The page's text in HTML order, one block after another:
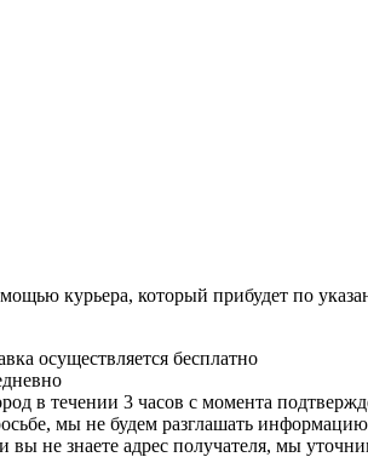
курьера, который прибудет по
осуществляется бесплатно
в течении 3 часов с момента
мы не будем разглашать
вы не знаете адрес получателя, мы